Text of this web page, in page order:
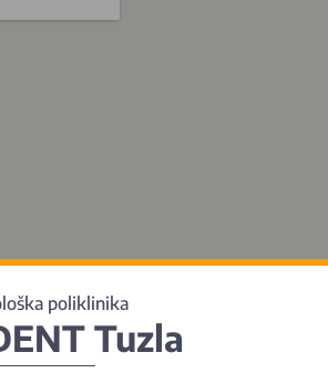
poliklinika
Tuzla